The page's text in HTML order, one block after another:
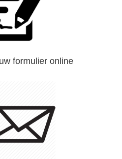
formulier online